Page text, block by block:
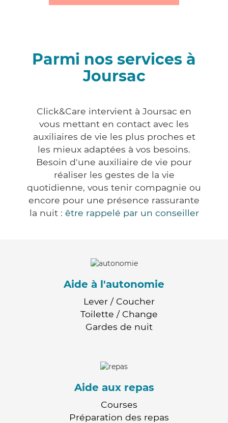
Parmi nos services à
Joursac
Click&Care intervient à Joursac en
vous mettant en contact avec les
auxiliaires de vie les plus proches et
les mieux adaptées à vos besoins.
Besoin d'une auxiliaire de vie pour
réaliser les gestes de la vie
quotidienne, vous tenir compagnie ou
encore pour une présence rassurante
la nuit : être rappelé par un conseiller
Aide à l'autonomie
Lever / Coucher
Toilette / Change
Gardes de nuit
Aide aux repas
Courses
Préparation des repas